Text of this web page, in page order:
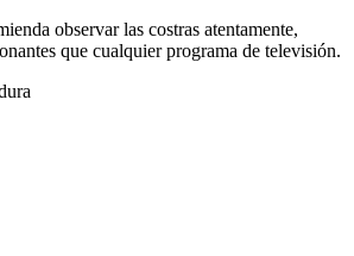
observar las costras atentamente,
que cualquier programa de televisión.